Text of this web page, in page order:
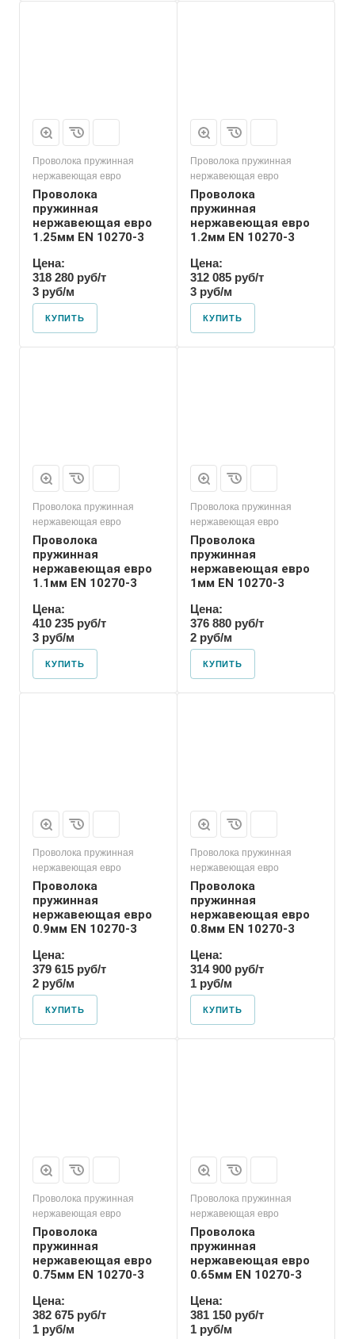
Проволока пружинная
нержавеющая евро
Проволока
пружинная
нержавеющая евро
1.25мм EN 10270-3
Цена:
318 280 руб/т
3 руб/м
КУПИТЬ
Проволока пружинная
нержавеющая евро
Проволока
пружинная
нержавеющая евро
1.2мм EN 10270-3
Цена:
312 085 руб/т
3 руб/м
КУПИТЬ
Проволока пружинная
нержавеющая евро
Проволока
пружинная
нержавеющая евро
1.1мм EN 10270-3
Цена:
410 235 руб/т
3 руб/м
КУПИТЬ
Проволока пружинная
нержавеющая евро
Проволока
пружинная
нержавеющая евро
1мм EN 10270-3
Цена:
376 880 руб/т
2 руб/м
КУПИТЬ
Проволока пружинная
нержавеющая евро
Проволока
пружинная
нержавеющая евро
0.9мм EN 10270-3
Цена:
379 615 руб/т
2 руб/м
КУПИТЬ
Проволока пружинная
нержавеющая евро
Проволока
пружинная
нержавеющая евро
0.8мм EN 10270-3
Цена:
314 900 руб/т
1 руб/м
КУПИТЬ
Проволока пружинная
нержавеющая евро
Проволока
пружинная
нержавеющая евро
0.75мм EN 10270-3
Цена:
382 675 руб/т
1 руб/м
Проволока пружинная
нержавеющая евро
Проволока
пружинная
нержавеющая евро
0.65мм EN 10270-3
Цена:
381 150 руб/т
1 руб/м